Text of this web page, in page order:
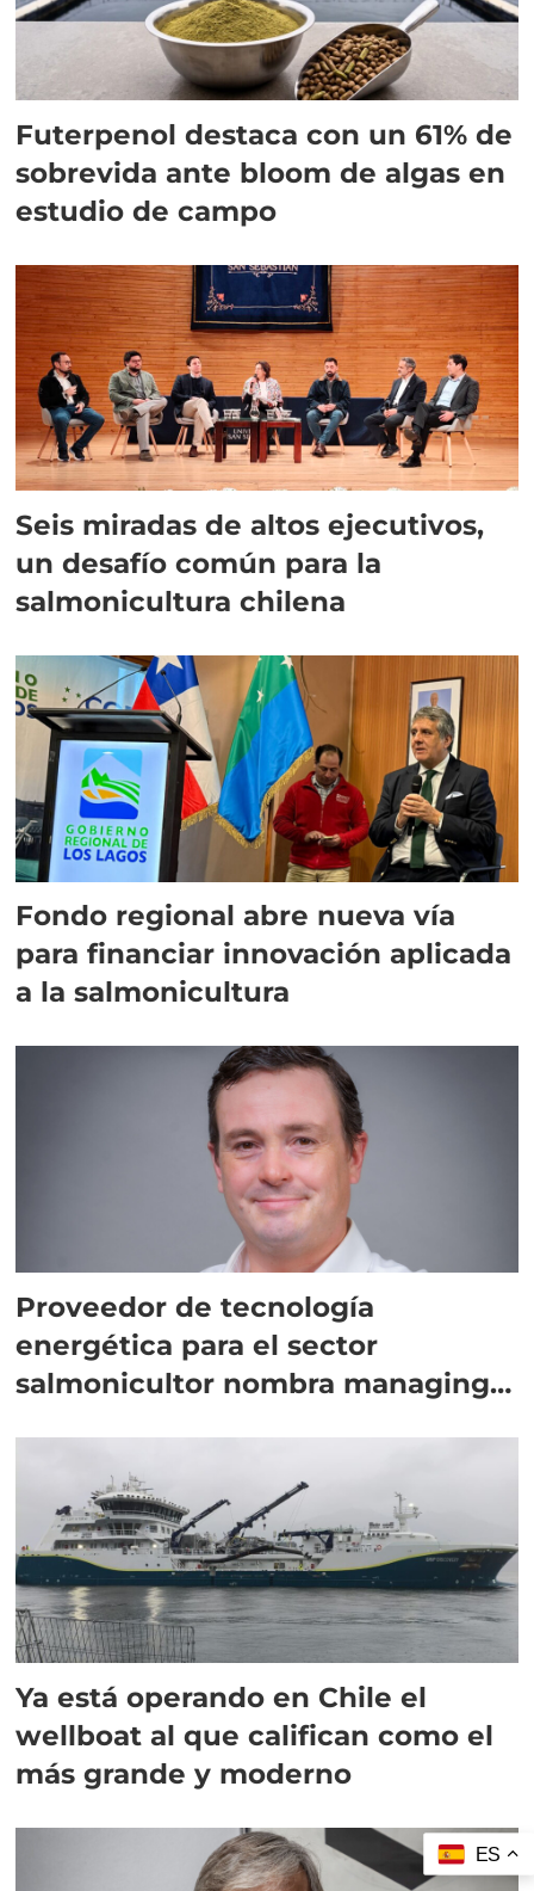
Futerpenol destaca con un 61% de
sobrevida ante bloom de algas en
estudio de campo
Seis miradas de altos ejecutivos,
un desafío común para la
salmonicultura chilena
Fondo regional abre nueva vía
para financiar innovación aplicada
a la salmonicultura
Proveedor de tecnología
energética para el sector
salmonicultor nombra managing
Ya está operando en Chile el
wellboat al que califican como el
más grande y moderno
ES